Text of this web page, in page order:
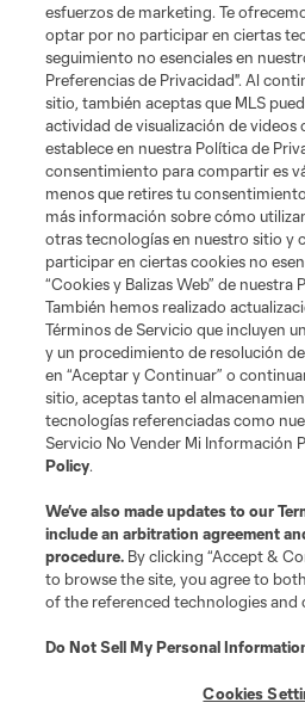
Acerca de MLS
Social
Tienda
Club Sites
Términos de servicio Política de privacidad
Cookies Settings
©2026 MLS. El nombre y escudo de la
marcas registradas de League Soccer,
de los equipos de la MLS están
desautorizado está prohibido.
esfuerzos de marketing. Te
optar por no participar en ciertas
seguimiento no esenciales en
Preferencias de Privacidad". Al
sitio, también aceptas que MLS
actividad de visualización de videos
establece en nuestra Política de
consentimiento para compartir es
menos que retires tu
más información sobre cómo
otras tecnologías en nuestro sitio y
participar en ciertas cookies no
“Cookies y Balizas Web” de nuestra
También hemos realizado
Términos de Servicio que incluyen
y un procedimiento de resolución
en “Aceptar y Continuar” o
sitio, aceptas tanto el
tecnologías referenciadas como
Servicio No Vender Mi Información
Policy.
We’ve also made updates to our
include an arbitration agreement
procedure. By clicking “Accept &
to browse the site, you agree to
of the referenced technologies and
Do Not Sell My Personal
Cookies